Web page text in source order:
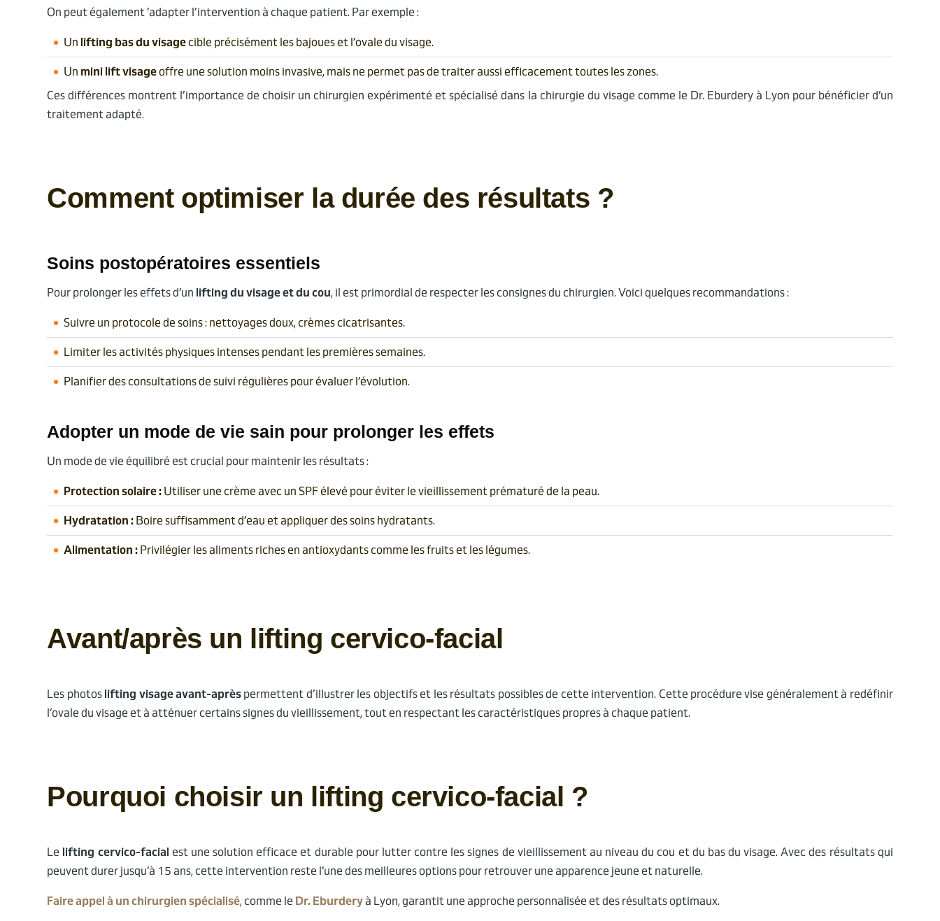
On peut également ’adapter l’intervention à chaque patient. Par exemple :
Un lifting bas du visagecible précisément les bajoues et l’ovale du visage.
Un mini lift visageoffre une solution moins invasive, mais ne permet pas de traiter aussi efficacement toutes les zones.
Ces différences montrent l’importance de choisir un chirurgien expérimenté et spécialisé dans la chirurgie du visage comme le Dr. Eburdery à Lyon pour bénéficier d’un
traitement adapté.
Comment optimiser la durée des résultats ?
Soins postopératoires essentiels
Pour prolonger les effets d’un lifting du visage et du cou, il est primordial de respecter les consignes du chirurgien. Voici quelques recommandations :
Suivre un protocole de soins : nettoyages doux, crèmes cicatrisantes.
Limiter les activités physiques intenses pendant les premières semaines.
Planifier des consultations de suivi régulières pour évaluer l’évolution.
Adopter un mode de vie sain pour prolonger les effets
Un mode de vie équilibré est crucial pour maintenir les résultats :
Protection solaire : Utiliser une crème avec un SPF élevé pour éviter le vieillissement prématuré de la peau.
Hydratation : Boire suffisamment d’eau et appliquer des soins hydratants.
Alimentation : Privilégier les aliments riches en antioxydants comme les fruits et les légumes.
Avant/après un lifting cervico-facial
Les photos lifting visage avant-après permettent d’illustrer les objectifs et les résultats possibles de cette intervention. Cette procédure vise généralement à redéfinir
l’ovale du visage et à atténuer certains signes du vieillissement, tout en respectant les caractéristiques propres à chaque patient.
Pourquoi choisir un lifting cervico-facial ?
Le lifting cervico-facial est une solution efficace et durable pour lutter contre les signes de vieillissement au niveau du cou et du bas du visage. Avec des résultats qui
peuvent durer jusqu’à 15 ans, cette intervention reste l’une des meilleures options pour retrouver une apparence jeune et naturelle.
Faire appel à un chirurgien spécialisé, comme le Dr. Eburderyà Lyon, garantit une approche personnalisée et des résultats optimaux.